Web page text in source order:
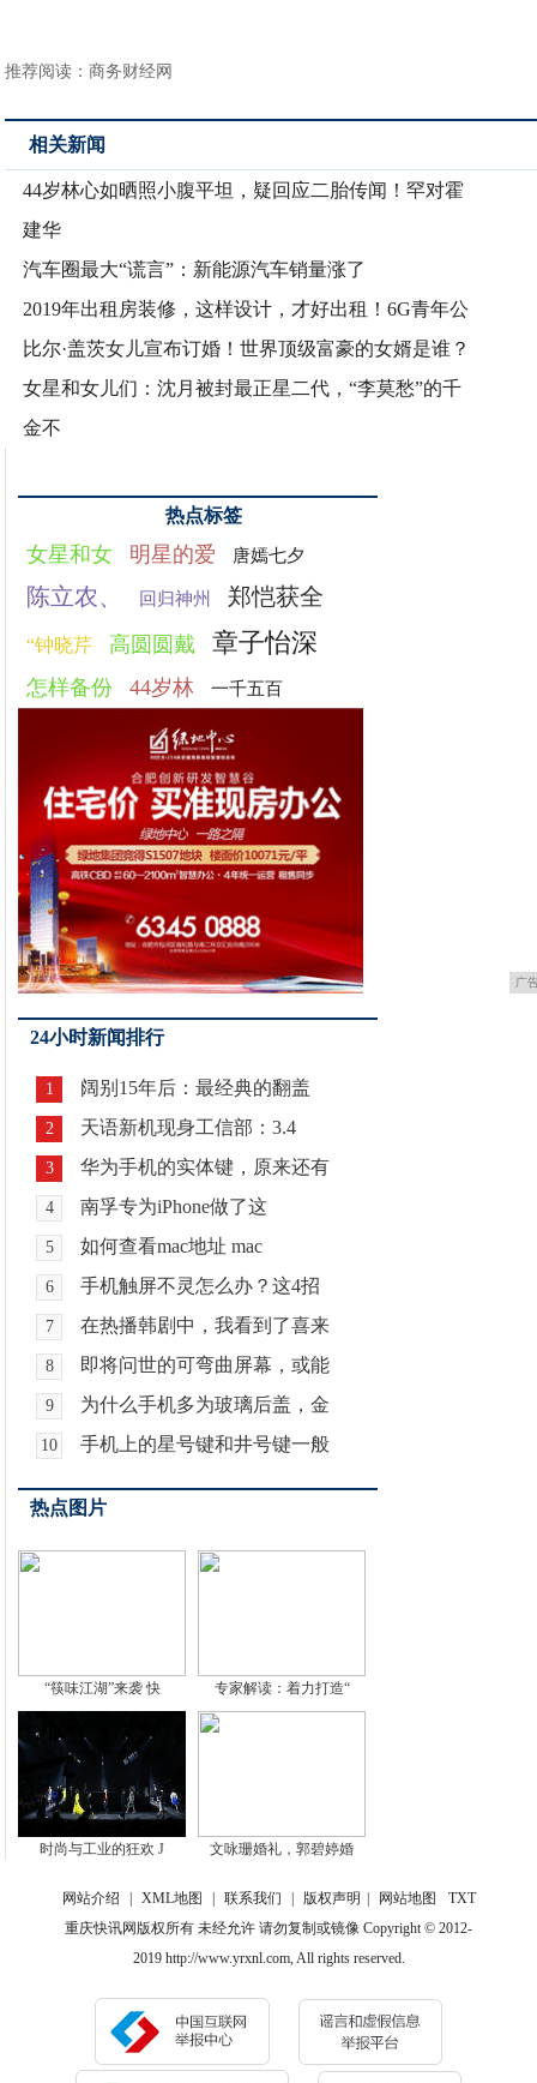
推荐阅读：商务财经网
相关新闻
44岁林心如晒照小腹平坦，疑回应二胎传闻！罕对霍
建华
汽车圈最大“谎言”：新能源汽车销量涨了
2019年出租房装修，这样设计，才好出租！6G青年公
比尔·盖茨女儿宣布订婚！世界顶级富豪的女婿是谁？
女星和女儿们：沈月被封最正星二代，“李莫愁”的千
金不
热点标签
女星和女 明星的爱 唐嫣七夕
陈立农、 回归神州 郑恺获全
“钟晓芹 高圆圆戴 章子怡深
怎样备份 44岁林 一千五百
广
24小时新闻排行
1 阔别15年后：最经典的翻盖
2 天语新机现身工信部：3.4
3 华为手机的实体键，原来还有
4 南孚专为iPhone做了这
5 如何查看mac地址 mac
6 手机触屏不灵怎么办？这4招
7 在热播韩剧中，我看到了喜来
8 即将问世的可弯曲屏幕，或能
9 为什么手机多为玻璃后盖，金
10 手机上的星号键和井号键一般
热点图片
“筷味江湖”来袭 快 专家解读：着力打造“
时尚与工业的狂欢 J 文咏珊婚礼，郭碧婷婚
网站介绍 | XML地图 | 联系我们 | 版权声明 | 网站地图
TXT
重庆快讯网版权所有 未经允许 请勿复制或镜像 Copyright © 2012-
2019 http://www.yrxnl.com, All rights reserved.